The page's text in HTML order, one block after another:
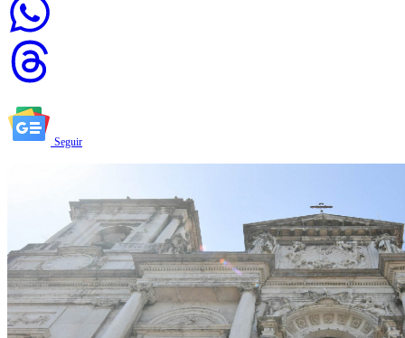
Seguir